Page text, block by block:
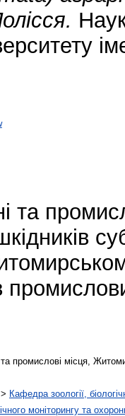
та
та промислові місця,
> Кафедра зоології,
моніторингу та